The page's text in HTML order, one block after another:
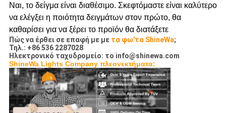
Ναι, το δείγμα είναι διαθέσιμο. Σκεφτόμαστε είναι καλύτερο
να ελέγξει η ποιότητα δειγμάτων στον πρώτο, θα
καθαρίσει για να ξέρει το προϊόν θα διατάξετε
Πώς να έρθει σε επαφή με με τα φω'τα ShineWa;
Τηλ.: +86 536 2287028
Ηλεκτρονικό ταχυδρομείο: το info@shinewa.com
ShineWa Lights Company πλεονεκτήματα: